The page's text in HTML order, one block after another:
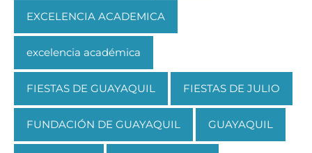
EXCELENCIA ACADEMICA
excelencia académica
FIESTAS DE GUAYAQUIL FIESTAS DE JULIO
FUNDACIÓN DE GUAYAQUIL GUAYAQUIL